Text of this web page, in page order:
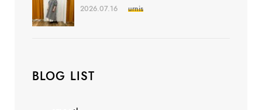
2026.07.16 urnis
BLOG LIST